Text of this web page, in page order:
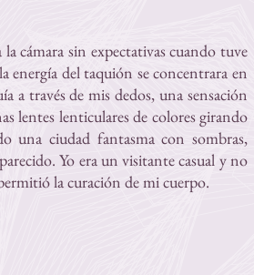
cámara sin expectativas cuando tuve
energía del taquión se concentrara en
a través de mis dedos, una sensación
lentes lenticulares de colores girando
una ciudad fantasma con sombras,
Yo era un visitante casual y no
la curación de mi cuerpo.